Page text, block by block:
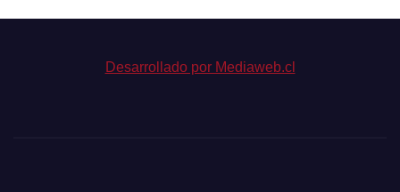
Desarrollado por Mediaweb.cl